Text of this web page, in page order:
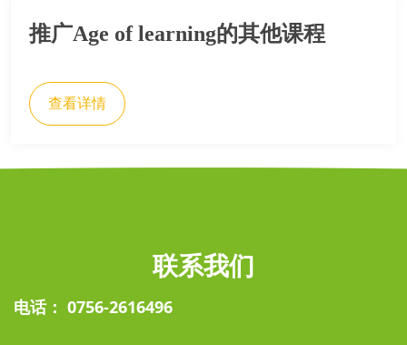
推广Age of learning的其他课程
查看详情
联系我们
电话： 0756-2616496